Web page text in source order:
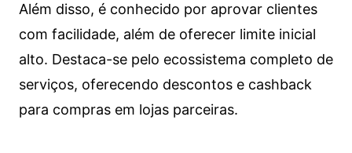
Além disso, é conhecido por aprovar clientes
com facilidade, além de oferecer limite inicial
alto. Destaca-se pelo ecossistema completo de
serviços, oferecendo descontos e cashback
para compras em lojas parceiras.